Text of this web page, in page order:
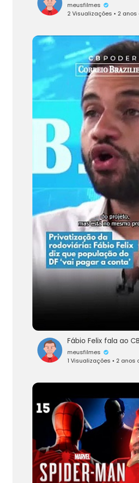
meusfilmes
2 Visualizações • 2
Fábio Felix fala ao
meusfilmes
1 Visualizações • 2 anos